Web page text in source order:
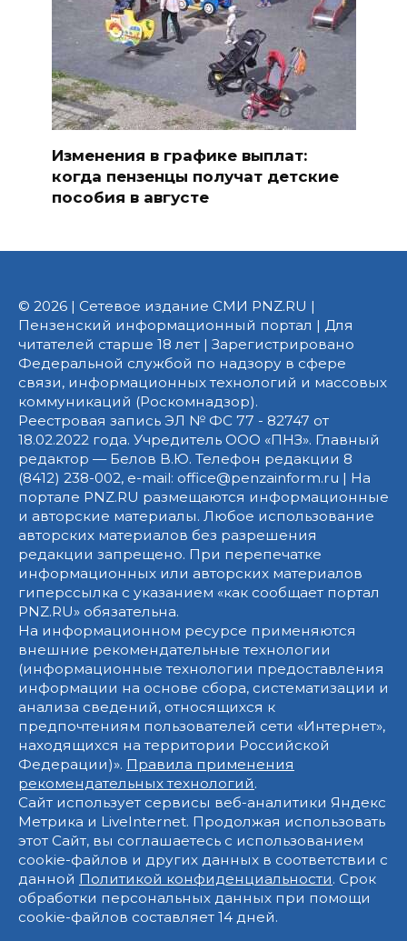
Изменения в графике выплат:
когда пензенцы получат детские
пособия в августе
© 2026 | Сетевое издание СМИ PNZ.RU |
Пензенский информационный портал | Для
читателей старше 18 лет | Зарегистрировано
Федеральной службой по надзору в сфере
связи, информационных технологий и массовых
коммуникаций (Роскомнадзор).
Реестровая запись ЭЛ № ФС 77 - 82747 от
18.02.2022 года. Учредитель ООО «ПНЗ». Главный
редактор — Белов В.Ю. Телефон редакции 8
(8412) 238-002, e-mail: office@penzainform.ru | На
портале PNZ.RU размещаются информационные
и авторские материалы. Любое использование
авторских материалов без разрешения
редакции запрещено. При перепечатке
информационных или авторских материалов
гиперссылка с указанием «как сообщает портал
PNZ.RU» обязательна.
На информационном ресурсе применяются
внешние рекомендательные технологии
(информационные технологии предоставления
информации на основе сбора, систематизации и
анализа сведений, относящихся к
предпочтениям пользователей сети «Интернет»,
находящихся на территории Российской
Федерации)». Правила применения
рекомендательных технологий.
Сайт использует сервисы веб-аналитики Яндекс
Метрика и LiveInternet. Продолжая использовать
этот Сайт, вы соглашаетесь с использованием
cookie-файлов и других данных в соответствии с
данной Политикой конфиденциальности. Срок
обработки персональных данных при помощи
cookie-файлов составляет 14 дней.